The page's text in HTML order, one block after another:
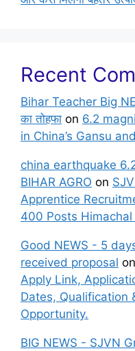
Recent
Bihar Teacher Big
का तोहफा on 6.2
in China’s Gansu
china earthquake
BIHAR AGRO on
Apprentice
400 Posts
Good NEWS - 5
received proposal on
Apply Link,
Dates, Qualification
Opportunity.
BIG NEWS - SJVN